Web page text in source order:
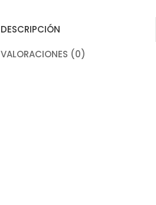
DESCRIPCIÓN
VALORACIONES (0)